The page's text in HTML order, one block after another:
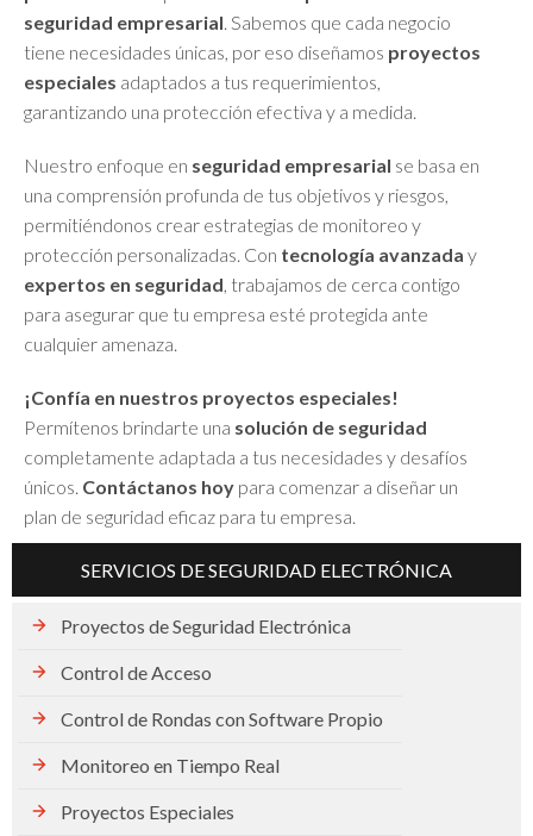
seguridad empresarial. Sabemos que cada negocio
tiene necesidades únicas, por eso diseñamos proyectos
especiales adaptados a tus requerimientos,
garantizando una protección efectiva y a medida.
Nuestro enfoque en seguridad empresarial se basa en
una comprensión profunda de tus objetivos y riesgos,
permitiéndonos crear estrategias de monitoreo y
protección personalizadas. Con tecnología avanzada y
expertos en seguridad, trabajamos de cerca contigo
para asegurar que tu empresa esté protegida ante
cualquier amenaza.
¡Confía en nuestros proyectos especiales!
Permítenos brindarte una solución de seguridad
completamente adaptada a tus necesidades y desafíos
únicos. Contáctanos hoy para comenzar a diseñar un
plan de seguridad eficaz para tu empresa.
SERVICIOS DE SEGURIDAD ELECTRÓNICA
Proyectos de Seguridad Electrónica
Control de Acceso
Control de Rondas con Software Propio
Monitoreo en Tiempo Real
Proyectos Especiales